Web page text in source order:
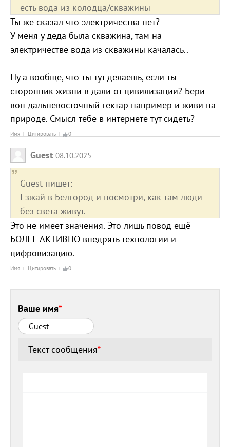
есть вода из колодца/скважины
Ты же сказал что электричества нет?
У меня у деда была скважина, там на
электричестве вода из скважины качалась..
Ну а вообще, что ты тут делаешь, если ты
сторонник жизни в дали от цивилизации? Бери
вон дальневосточный гектар например и живи на
природе. Смысл тебе в интернете тут сидеть?
Имя Цитировать 0
Guest 08.10.2025
Guest пишет:
Езжай в Белгород и посмотри, как там люди
без света живут.
Это не имеет значения. Это лишь повод ещё
БОЛЕЕ АКТИВНО внедрять технологии и
цифровизацию.
Имя Цитировать 0
Ваше имя*
Текст сообщения*